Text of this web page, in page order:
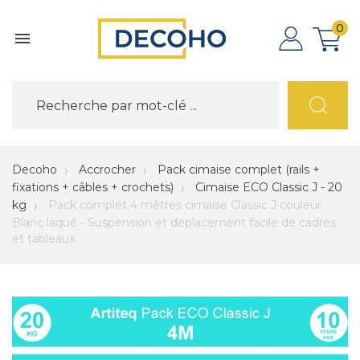

0
Decoho Accrocher
Pack cimaise complet (rails +
fixations + câbles + crochets)
Cimaise ECO Classic J - 20
kg
Pack complet 4 mètres cimaise Classic J couleur
Blanc laqué - Suspension et déplacement facile de cadres
et tableaux